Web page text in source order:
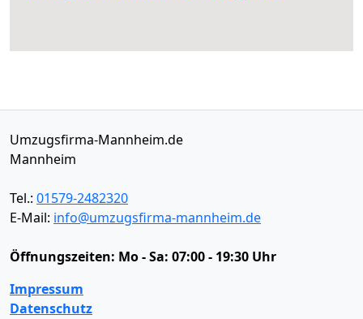
Umzugsfirma-Mannheim.de
Mannheim
Tel.: 01579-2482320
E-Mail: info@umzugsfirma-mannheim.de
Öffnungszeiten: Mo - Sa: 07:00 - 19:30 Uhr
Impressum
Datenschutz